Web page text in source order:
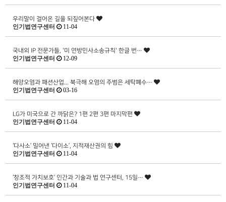
우리말이 걸어온 길을 되짚어본다
인기법연구센터 11-04
국내외 IP 전문가들, '미 연방민사소송규칙' 한글 번…
인기법연구센터 12-09
해양오염과 패션산업... 북극해 오염의 주범은 세탁폐수…
인기법연구센터 03-16
LG가 미국으로 간 까닭은? 1편 2편 3편 마지막편
인기법연구센터 11-04
‘다사소’ 밀어낸 ‘다이소’, 지적재산권의 힘
인기법연구센터 11-04
‘창조적 가치보호’ 인간과 기술과 법 연구센터, 15일…
인기법연구센터 11-04